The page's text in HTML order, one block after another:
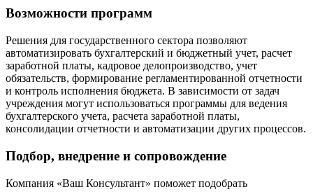
Возможности программ
Решения для государственного сектора позволяют
автоматизировать бухгалтерский и бюджетный учет, расчет
заработной платы, кадровое делопроизводство, учет
обязательств, формирование регламентированной отчетности
и контроль исполнения бюджета. В зависимости от задач
учреждения могут использоваться программы для ведения
бухгалтерского учета, расчета заработной платы,
консолидации отчетности и автоматизации других процессов.
Подбор, внедрение и сопровождение
Компания «Ваш Консультант» поможет подобрать